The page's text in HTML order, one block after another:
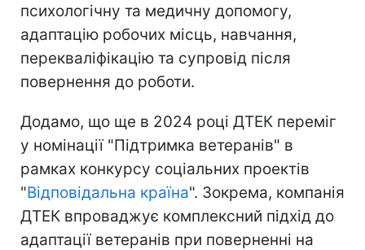
психологічну та медичну допомогу,
адаптацію робочих місць, навчання,
перекваліфікацію та супровід після
повернення до роботи.
Додамо, що ще в 2024 році ДТЕК переміг
у номінації "Підтримка ветеранів" в
рамках конкурсу соціальних проектів
"Відповідальна країна". Зокрема, компанія
ДТЕК впроваджує комплексний підхід до
адаптації ветеранів при поверненні на